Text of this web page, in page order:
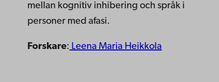
mellan kognitiv inhibering och språk i
personer med afasi.
Forskare: Leena Maria Heikkola